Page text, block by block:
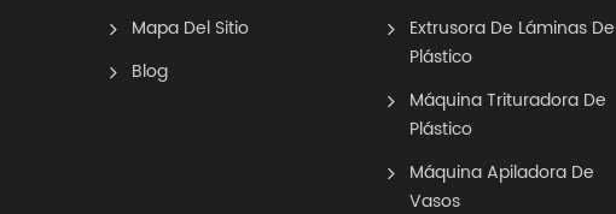
Mapa Del Sitio
Blog
Extrusora De Láminas De
Plástico
Máquina Trituradora De
Plástico
Máquina Apiladora De
Vasos